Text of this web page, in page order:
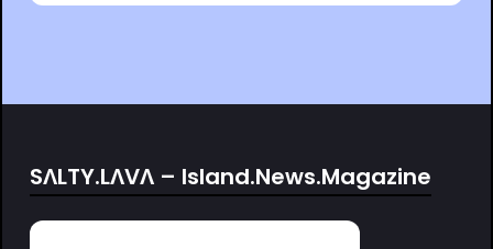
SΛLTY.LΛVΛ – Island.News.Magazine